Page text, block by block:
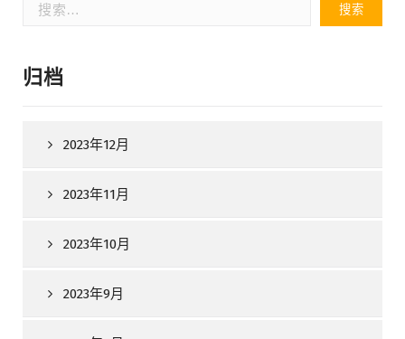
归档
2023年12月
2023年11月
2023年10月
2023年9月